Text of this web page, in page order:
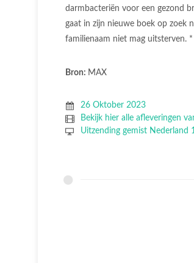
darmbacteriën voor een gezond
gaat in zijn nieuwe boek op zoek
familienaam niet mag uitsterven.
Bron: MAX
26 Oktober 2023
Bekijk hier alle afleveringen
Uitzending gemist Nederland